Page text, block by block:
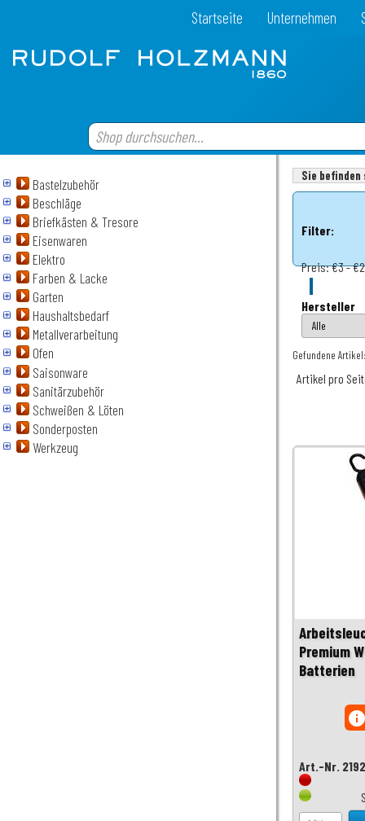
Startseite Unternehmen
Bastelzubehör
Beschläge
Briefkästen & Tresore
Eisenwaren
Elektro
Farben & Lacke
Garten
Haushaltsbedarf
Metallverarbeitung
Ofen
Saisonware
Sanitärzubehör
Schweißen & Löten
Sonderposten
Werkzeug
Sie
Filter:
Preis:€3 -
Hersteller
Gefundene
Artikel pro
Premium
Batterien
Art.-Nr.